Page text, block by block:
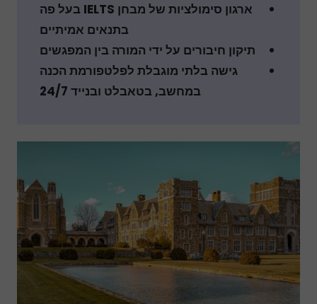
ארגון סימולציות של מבחן IELTS בעל פה
בתנאים אמיתיים
תיקון חיבורים על ידי המורה בין המפגשים
גישה בלתי מוגבלת לפלטפורמת הכנה
במחשב, בטאבלט ובנייד 24/7